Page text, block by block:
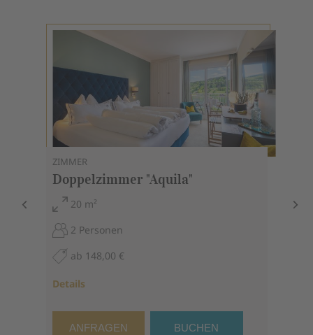
ZIMMER
Doppelzimmer "Aquila"
20 m²
2 Personen
ab 148,00 €
Details
ANFRAGEN BUCHEN